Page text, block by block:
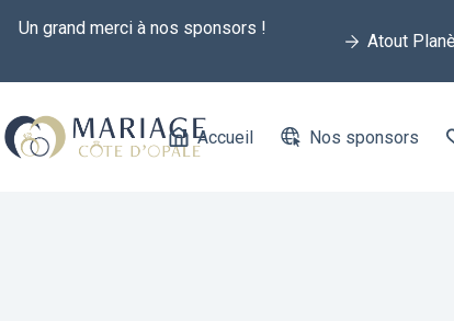
Un grand merci à nos sponsors !
Atout
Accueil Nos sponsors